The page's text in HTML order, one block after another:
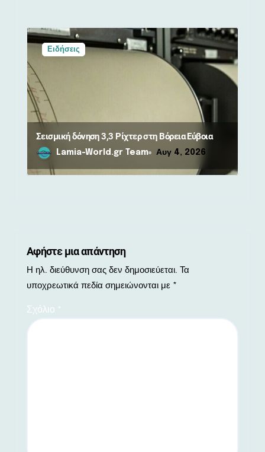
Ειδήσεις
Σεισμική δόνηση 3,3 Ρίχτερ στη Βόρεια Εύβοια
Lamia-World.gr Team Αυγ 4, 2026
Αφήστε μια απάντηση
Η ηλ. διεύθυνση σας δεν δημοσιεύεται. Τα
υποχρεωτικά πεδία σημειώνονται με *
Σχόλιο *